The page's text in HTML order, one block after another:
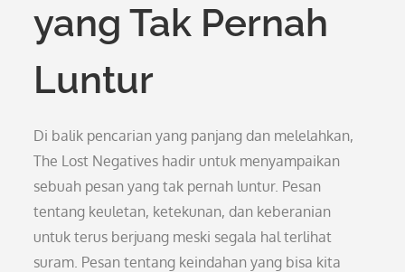
yang Tak Pernah
Luntur
Di balik pencarian yang panjang dan melelahkan,
The Lost Negatives hadir untuk menyampaikan
sebuah pesan yang tak pernah luntur. Pesan
tentang keuletan, ketekunan, dan keberanian
untuk terus berjuang meski segala hal terlihat
suram. Pesan tentang keindahan yang bisa kita